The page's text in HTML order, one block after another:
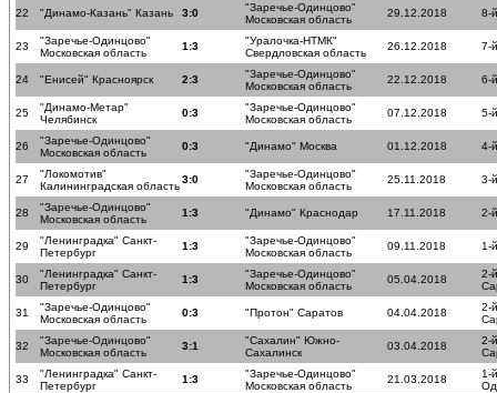
22 "Динамо-Казань" Казань 3:0
"Заречье-Одинцово"
Московская область
29.12.2018 8-
23
"Заречье-Одинцово"
Московская область
1:3
"Уралочка-НТМК"
Свердловская область
26.12.2018 7-
24 "Енисей" Красноярск 2:3
"Заречье-Одинцово"
Московская область
22.12.2018 6-
25
"Динамо-Метар"
Челябинск
0:3
"Заречье-Одинцово"
Московская область
07.12.2018 5-
26
"Заречье-Одинцово"
Московская область
0:3 "Динамо" Москва 01.12.2018 4-
27
"Локомотив"
Калининградская область
3:0
"Заречье-Одинцово"
Московская область
25.11.2018 3-
28
"Заречье-Одинцово"
Московская область
1:3 "Динамо" Краснодар 17.11.2018 2-
29
"Ленинградка" Санкт-
Петербург
1:3
"Заречье-Одинцово"
Московская область
09.11.2018 1-
30
"Ленинградка" Санкт-
Петербург
1:3
"Заречье-Одинцово"
Московская область
05.04.2018
2-
31
"Заречье-Одинцово"
Московская область
0:3 "Протон" Саратов 04.04.2018
2-
32
"Заречье-Одинцово"
Московская область
3:1
"Сахалин" Южно-
Сахалинск
03.04.2018
2-
33
"Ленинградка" Санкт-
Петербург
1:3
"Заречье-Одинцово"
Московская область
21.03.2018
1-